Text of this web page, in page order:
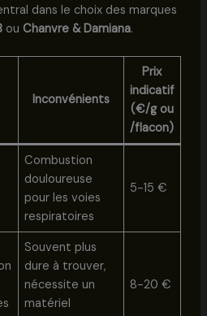
dans le choix des marques
ou Chanvre & Damiana.
Inconvénients
Prix
indicatif
(€/g ou
/flacon)
Combustion
douloureuse
pour les voies
respiratoires
5-15 €
Souvent plus
dure à trouver,
nécessite un
matériel
8-20 €